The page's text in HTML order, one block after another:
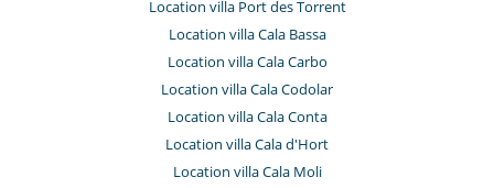
Location villa Port des Torrent
Location villa Cala Bassa
Location villa Cala Carbo
Location villa Cala Codolar
Location villa Cala Conta
Location villa Cala d'Hort
Location villa Cala Moli